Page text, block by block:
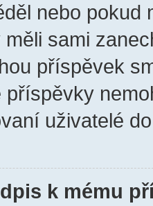
nebo pokud
sami
příspěvek
příspěvky
uživatelé
k mému